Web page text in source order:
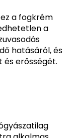
a fogkrém
a
hatásáról, és
és erősségét.